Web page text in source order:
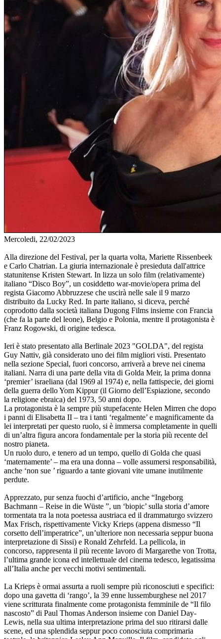
Mercoledi, 22/02/2023
Alla direzione del Festival, per la quarta volta, Mariette Rissenbeek
e Carlo Chatrian. La giuria internazionale è presieduta dall'attrice
statunitense Kristen Stewart. In lizza un solo film (relativamente)
italiano “Disco Boy”, un cosiddetto war-movie/opera prima del
regista Giacomo Abbruzzese che uscirà nelle sale il 9 marzo
distribuito da Lucky Red. In parte italiano, si diceva, perché
coprodotto dalla società italiana Dugong Films insieme con Francia
(che fa la parte del leone), Belgio e Polonia, mentre il protagonista è
Franz Rogowski, di origine tedesca.
Ieri è stato presentato alla Berlinale 2023 "GOLDA", del regista
Guy Nattiv, già considerato uno dei film migliori visti. Presentato
nella sezione Special, fuori concorso, arriverà a breve nei cinema
italiani. Narra di una parte della vita di Golda Meir, la prima donna
‘premier’ israeliana (dal 1969 al 1974) e, nella fattispecie, dei giorni
della guerra dello Yom Kippur (il Giorno dell’Espiazione, secondo
la religione ebraica) del 1973, 50 anni dopo.
La protagonista è la sempre più stupefacente Helen Mirren che dopo
i panni di Elisabetta II – tra i tanti ‘regalmente’ e magnificamente da
lei interpretati per questo ruolo, si è immersa completamente in quelli
di un’altra figura ancora fondamentale per la storia più recente del
nostro pianeta.
Un ruolo duro, e tenero ad un tempo, quello di Golda che quasi
‘maternamente’ – ma era una donna – volle assumersi responsabilità,
anche ‘non sue ’ riguardo a tante giovani vite umane inutilmente
perdute.
Apprezzato, pur senza fuochi d’artificio, anche “Ingeborg
Bachmann – Reise in die Wüste ”, un ‘biopic’ sulla storia d’amore
tormentata tra la nota poetessa austriaca ed il drammaturgo svizzero
Max Frisch, rispettivamente Vicky Krieps (appena dismesso “Il
corsetto dell’imperatrice”, un’ulteriore non necessaria seppur buona
interpretazione di Sissi) e Ronald Zehrfeld. La pellicola, in
concorso, rappresenta il più recente lavoro di Margarethe von Trotta,
l’ultima grande icona ed intellettuale del cinema tedesco, legatissima
all’Italia anche per vecchi motivi sentimentali.
La Krieps è ormai assurta a ruoli sempre più riconosciuti e specifici:
dopo una gavetta di ‘rango’, la 39 enne lussemburghese nel 2017
viene scritturata finalmente come protagonista femminile de “Il filo
nascosto” di Paul Thomas Anderson insieme con Daniel Day-
Lewis, nella sua ultima interpretazione prima del suo ritirarsi dalle
scene, ed una splendida seppur poco conosciuta comprimaria